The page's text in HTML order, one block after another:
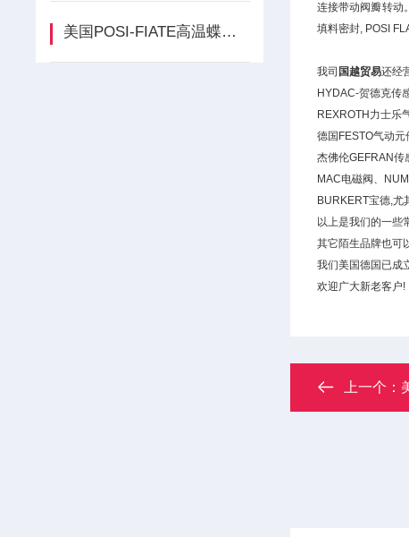
美国POSI-FIATE高温蝶阀操作
连接带动阀瓣转动
填料密封, POSI
我司 国越贸易还经
HYDAC-贺德克传
REXROTH力士乐
德国FESTO气动元
杰佛伦GEFRAN传
MAC电磁阀、
BURKERT宝德,尤
以上是我们的一些
其它陌生品牌也可
我们美国德国已成
欢迎广大新老客户!
上一个：